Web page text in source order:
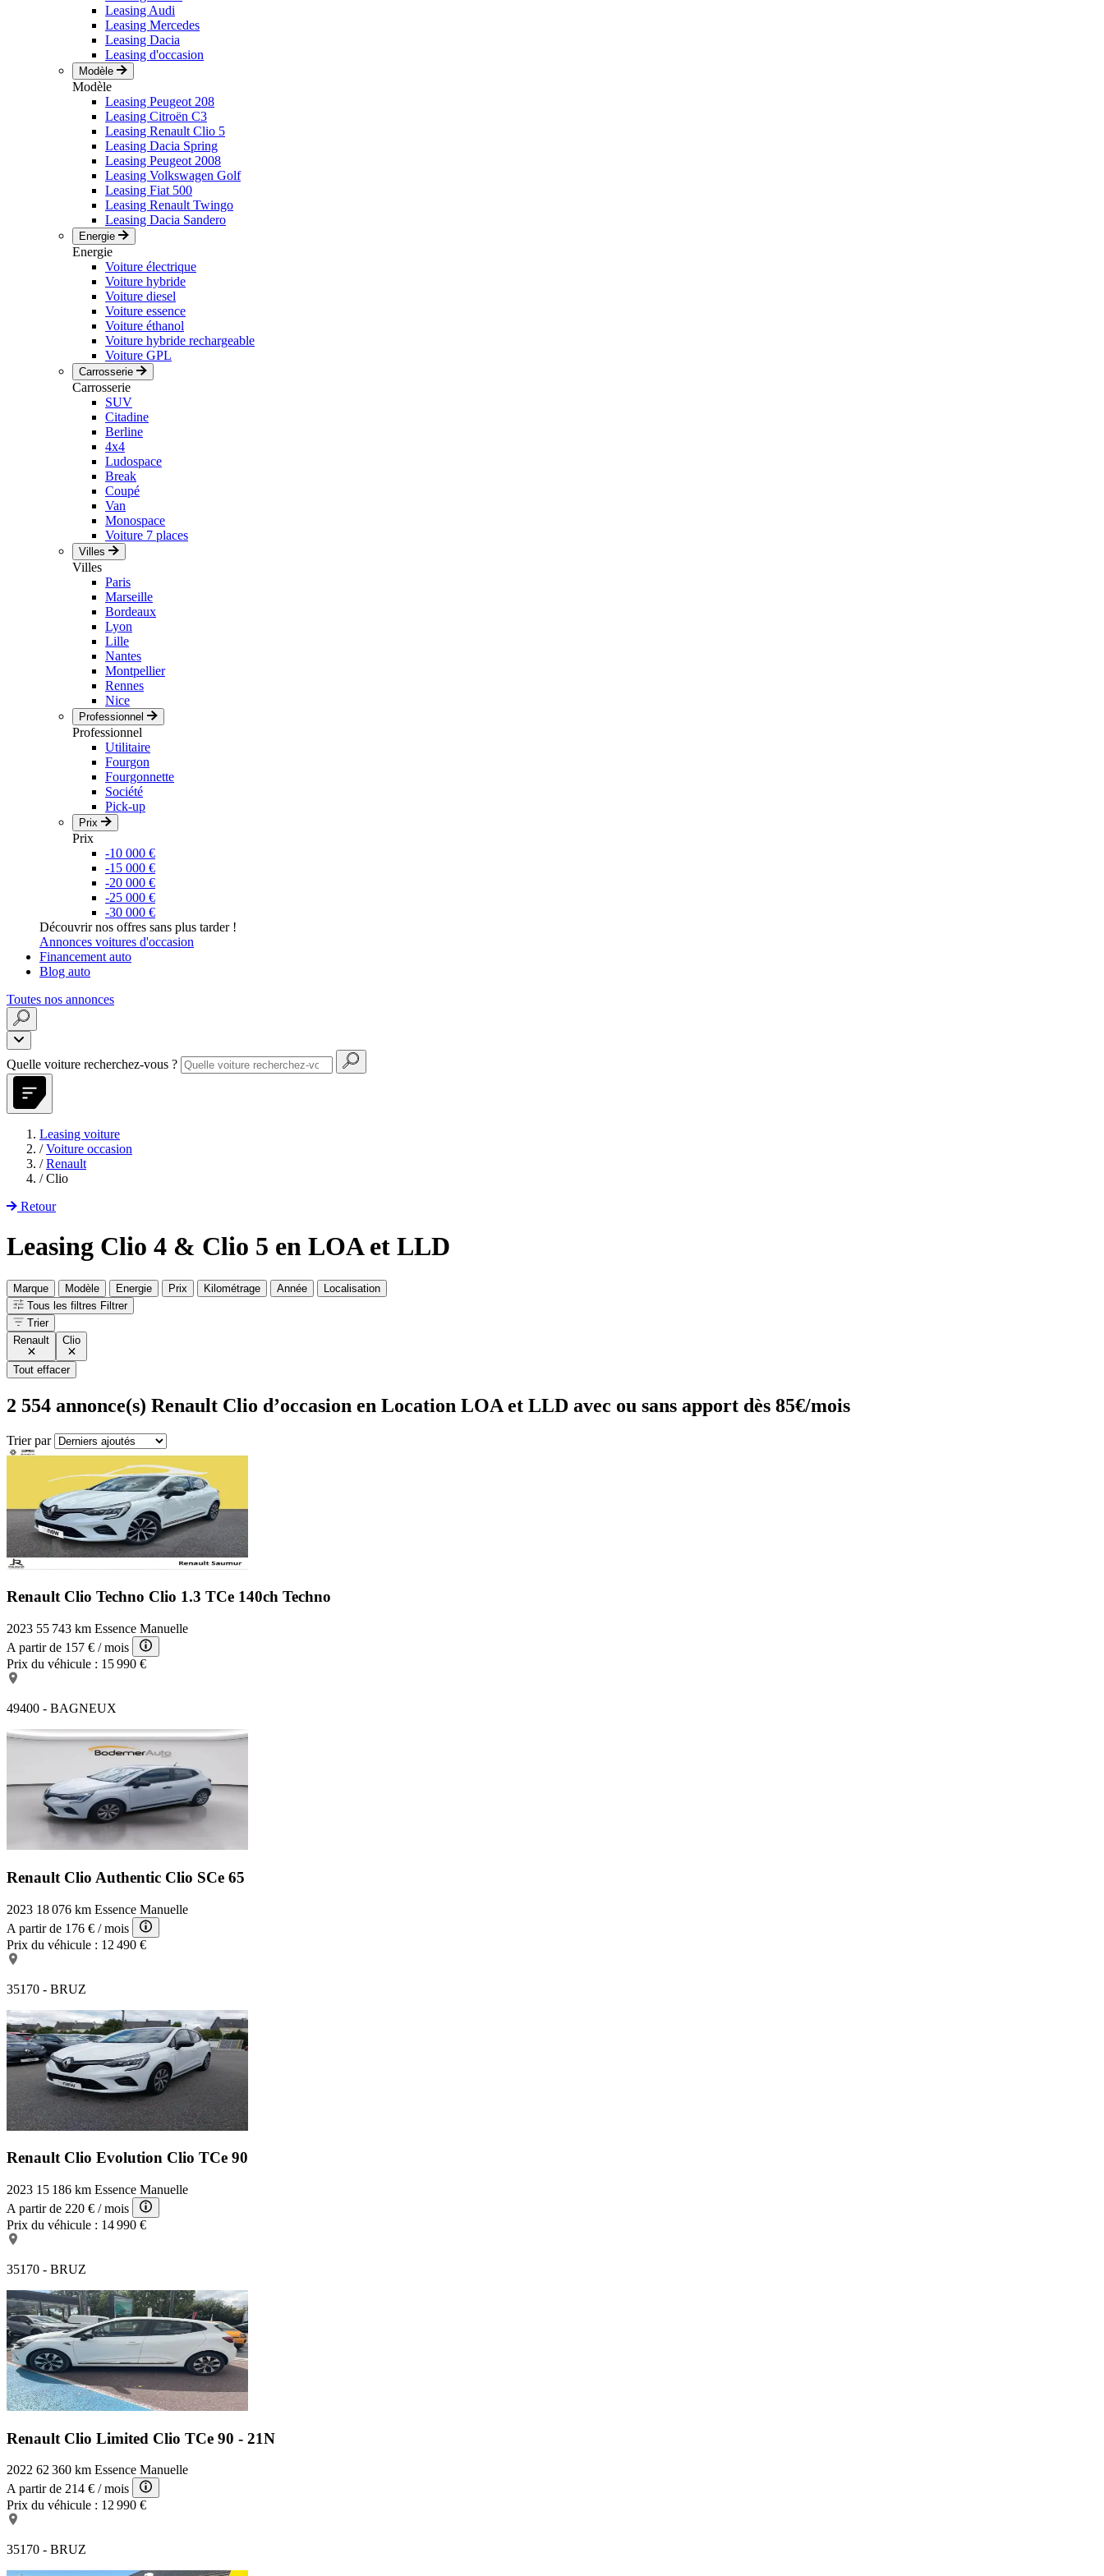
Leasing Audi
Leasing Mercedes
Leasing Dacia
Leasing d'occasion
Modèle
Modèle
Leasing Peugeot 208
Leasing Citroën C3
Leasing Renault Clio 5
Leasing Dacia Spring
Leasing Peugeot 2008
Leasing Volkswagen Golf
Leasing Fiat 500
Leasing Renault Twingo
Leasing Dacia Sandero
Energie
Energie
Voiture électrique
Voiture hybride
Voiture diesel
Voiture essence
Voiture éthanol
Voiture hybride rechargeable
Voiture GPL
Carrosserie
Carrosserie
SUV
Citadine
Berline
4x4
Ludospace
Break
Coupé
Van
Monospace
Voiture 7 places
Villes
Villes
Paris
Marseille
Bordeaux
Lyon
Lille
Nantes
Montpellier
Rennes
Nice
Professionnel
Professionnel
Utilitaire
Fourgon
Fourgonnette
Société
Pick-up
Prix
Prix
-10 000 €
-15 000 €
-20 000 €
-25 000 €
-30 000 €
Découvrir nos offres sans plus tarder !
Annonces voitures d'occasion
Financement auto
Blog auto
Toutes nos annonces
Quelle voiture recherchez-vous ?
Leasing voiture
/ Voiture occasion
/ Renault
/ Clio
Retour
Leasing Clio 4 & Clio 5 en LOA et LLD
Marque Modèle Energie Prix Kilométrage Année
Localisation
Tous les filtres Filtrer
Trier
Renault
Clio
Tout effacer
2 554 annonce(s) Renault Clio d’occasion en Location LOA et LLD avec ou sans apport dès 85€/mois
Trier par
Renault Clio Techno Clio 1.3 TCe 140ch Techno
2023 55 743 km Essence Manuelle
A partir de 157 € / mois
Prix du véhicule : 15 990 €
49400 - BAGNEUX
Renault Clio Authentic Clio SCe 65
2023 18 076 km Essence Manuelle
A partir de 176 € / mois
Prix du véhicule : 12 490 €
35170 - BRUZ
Renault Clio Evolution Clio TCe 90
2023 15 186 km Essence Manuelle
A partir de 220 € / mois
Prix du véhicule : 14 990 €
35170 - BRUZ
Renault Clio Limited Clio TCe 90 - 21N
2022 62 360 km Essence Manuelle
A partir de 214 € / mois
Prix du véhicule : 12 990 €
35170 - BRUZ